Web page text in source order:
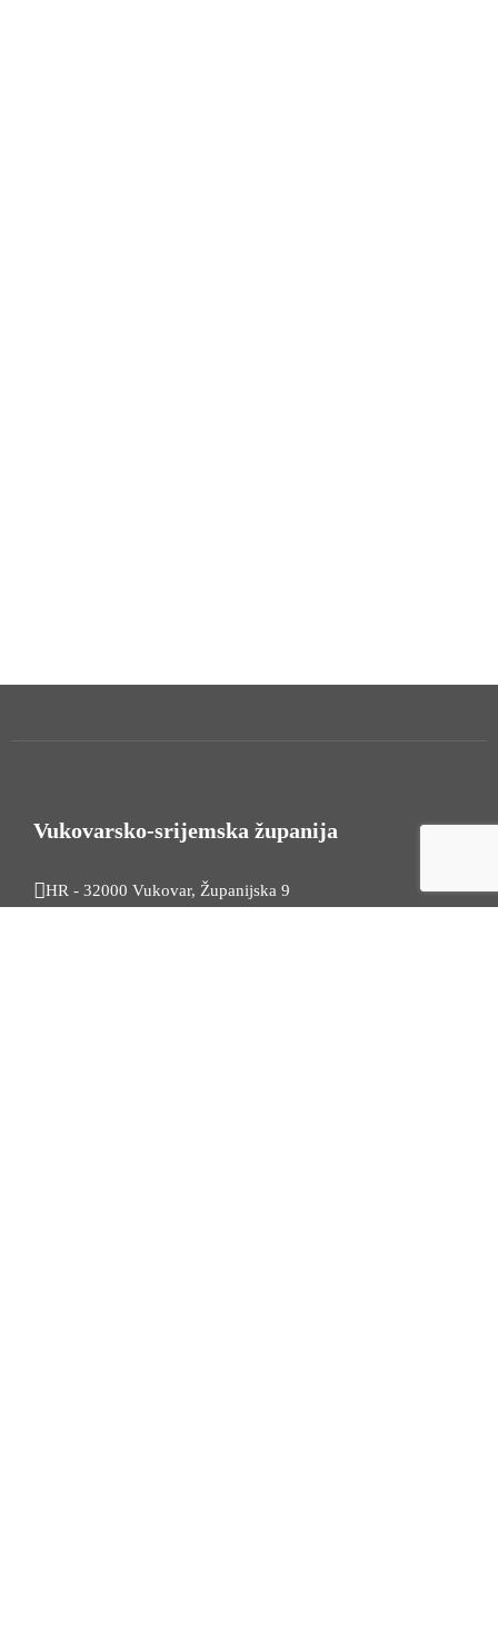
Vukovarsko-srijemska županija
HR - 32000 Vukovar, Županijska 9